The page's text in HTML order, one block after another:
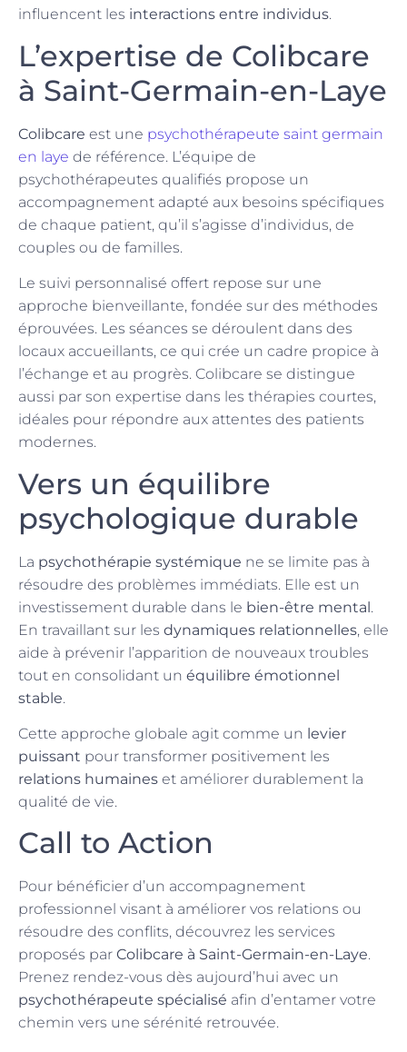
influencent les interactions entre individus.
L’expertise de Colibcare
à Saint-Germain-en-Laye
Colibcare est une psychothérapeute saint germain
en laye de référence. L’équipe de
psychothérapeutes qualifiés propose un
accompagnement adapté aux besoins spécifiques
de chaque patient, qu’il s’agisse d’individus, de
couples ou de familles.
Le suivi personnalisé offert repose sur une
approche bienveillante, fondée sur des méthodes
éprouvées. Les séances se déroulent dans des
locaux accueillants, ce qui crée un cadre propice à
l’échange et au progrès. Colibcare se distingue
aussi par son expertise dans les thérapies courtes,
idéales pour répondre aux attentes des patients
modernes.
Vers un équilibre
psychologique durable
La psychothérapie systémique ne se limite pas à
résoudre des problèmes immédiats. Elle est un
investissement durable dans le bien-être mental.
En travaillant sur les dynamiques relationnelles, elle
aide à prévenir l’apparition de nouveaux troubles
tout en consolidant un équilibre émotionnel
stable.
Cette approche globale agit comme un levier
puissant pour transformer positivement les
relations humaines et améliorer durablement la
qualité de vie.
Call to Action
Pour bénéficier d’un accompagnement
professionnel visant à améliorer vos relations ou
résoudre des conflits, découvrez les services
proposés par Colibcare à Saint-Germain-en-Laye.
Prenez rendez-vous dès aujourd’hui avec un
psychothérapeute spécialisé afin d’entamer votre
chemin vers une sérénité retrouvée.